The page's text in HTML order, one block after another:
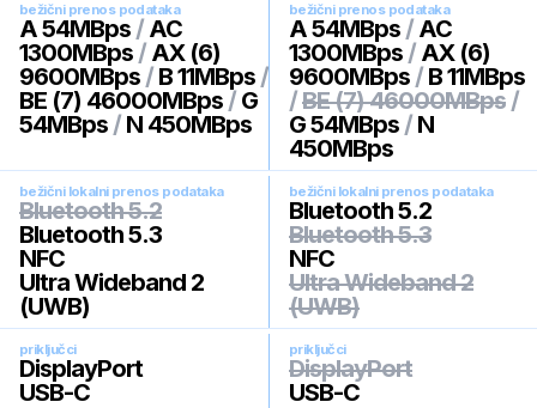
bežični prenos podataka
A 54MBps / AC
1300MBps / AX (6)
9600MBps / B 11MBps /
BE (7) 46000MBps / G
54MBps / N 450MBps
bežični prenos podataka
A 54MBps / AC
1300MBps / AX (6)
9600MBps / B 11MBps
/BE (7) 46000MBps /
G 54MBps / N
450MBps
bežični lokalni prenos podataka
Bluetooth 5.2
Bluetooth 5.3
NFC
Ultra Wideband 2
(UWB)
bežični lokalni prenos podataka
Bluetooth 5.2
Bluetooth 5.3
NFC
Ultra Wideband 2
(UWB)
priključci
DisplayPort
USB-C
priključci
DisplayPort
USB-C